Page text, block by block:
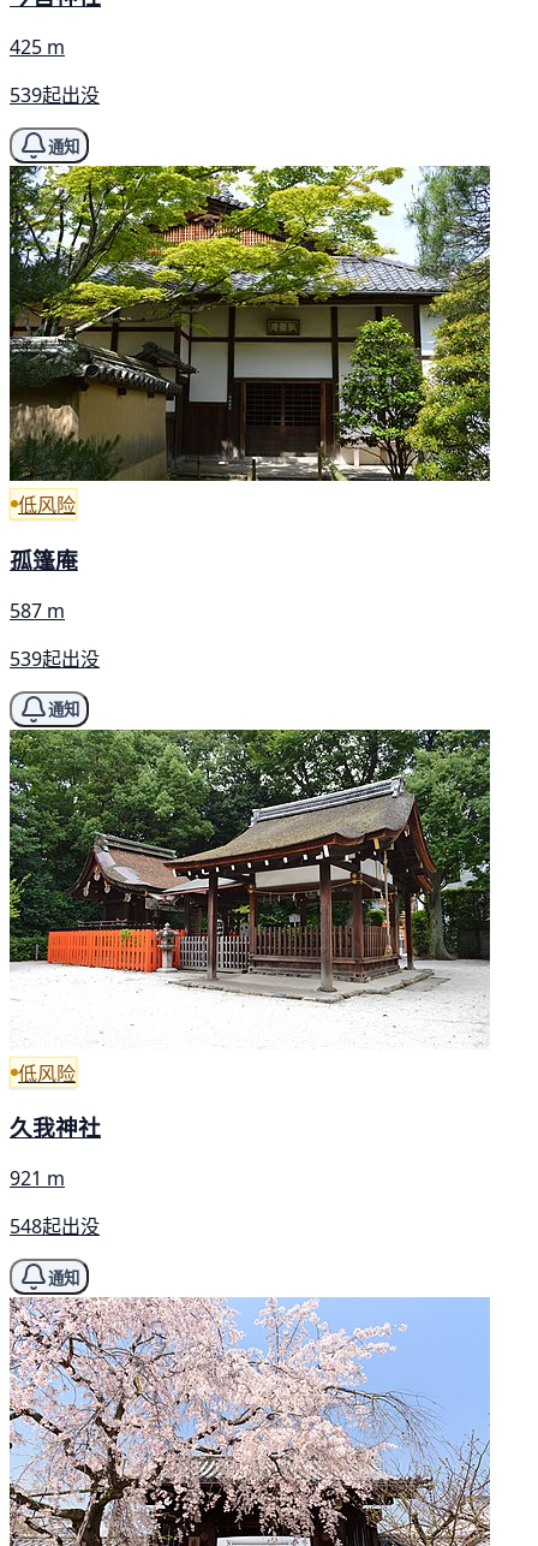
425 m
539起出没
通知
低风险
孤篷庵
587 m
539起出没
通知
低风险
久我神社
921 m
548起出没
通知